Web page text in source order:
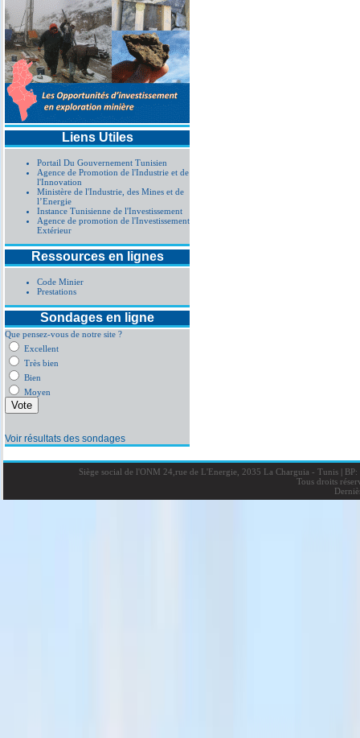
Liens Utiles
Portail Du Gouvernement Tunisien
Agence de Promotion de l'Industrie et de
l'Innovation
Ministère de l'Industrie, des Mines et de
l’Energie
Instance Tunisienne de l'Investissement
Agence de promotion de l'Investissement
Extérieur
Ressources en lignes
Code Minier
Prestations
Sondages en ligne
Que pensez-vous de notre site ?
Excellent
Très bien
Bien
Moyen
Voir résultats des sondages
Siège social de l'ONM 24,rue de L'Energie, 2035 La Charguia - Tunis |BP:
Tous droits